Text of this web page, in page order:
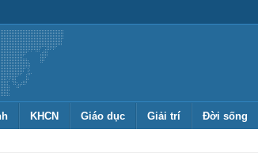
KHCN Giáo dục Giải trí Đời sống